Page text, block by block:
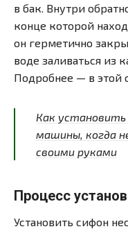
в бак. Внутри
конце которой
он герметично
воде заливаться из
Подробнее — в этой
Как
машины, когда
своими руками
Процесс
Установить сифон